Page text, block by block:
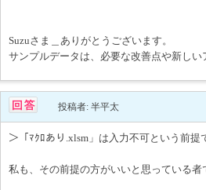
Suzuさま＿ありがとうございます。
サンプルデータは、必要な改善点や新し
投稿者: 半平太
＞「ﾏｸﾛあり.xlsm」は入力不可という前提
私も、その前提の方がいいと思っている者